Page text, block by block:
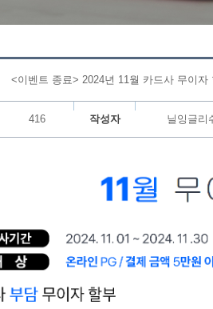
<이벤트 종료> 2024년 11월 카드사 무이자
416 작성자 닐잉글리